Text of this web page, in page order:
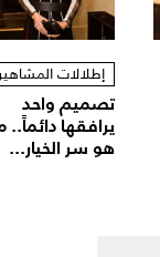
إطلالات
تصميم واحد
يرافقها دائماً..
هو سر الخيار...